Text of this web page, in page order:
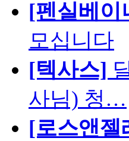
[펜실베이
모십니다
[텍사스]
사님) 청…
[로스앤젤